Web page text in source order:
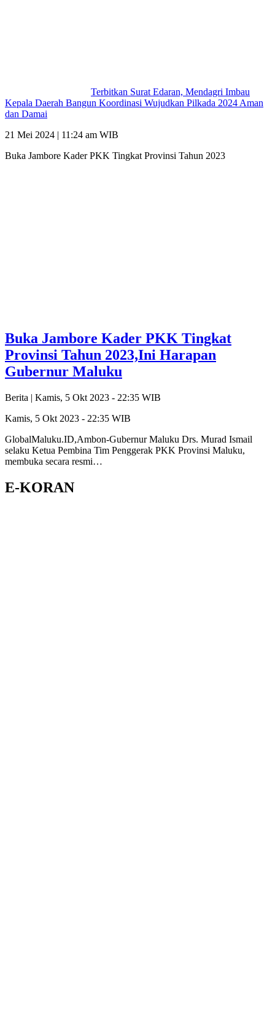
Terbitkan Surat Edaran, Mendagri Imbau
Kepala Daerah Bangun Koordinasi Wujudkan Pilkada 2024 Aman
dan Damai
21 Mei 2024 | 11:24 am WIB
Buka Jambore Kader PKK Tingkat Provinsi Tahun 2023
Buka Jambore Kader PKK Tingkat
Provinsi Tahun 2023,Ini Harapan
Gubernur Maluku
Berita | Kamis, 5 Okt 2023 - 22:35 WIB
Kamis, 5 Okt 2023 - 22:35 WIB
GlobalMaluku.ID,Ambon-Gubernur Maluku Drs. Murad Ismail
selaku Ketua Pembina Tim Penggerak PKK Provinsi Maluku,
membuka secara resmi…
E-KORAN